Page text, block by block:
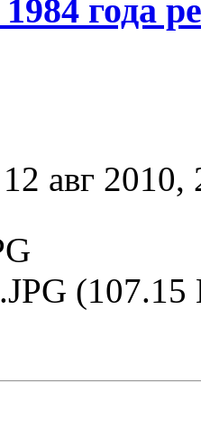
года
12 авг 2010,